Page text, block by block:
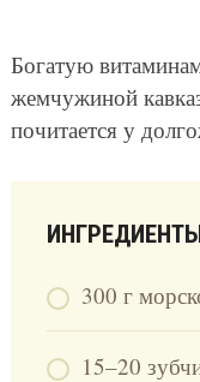
Богатую
жемчужиной
почитается у
300 г
15–20